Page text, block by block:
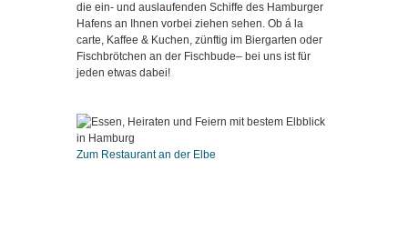
die ein- und auslaufenden Schiffe des Hamburger
Hafens an Ihnen vorbei ziehen sehen. Ob á la
carte, Kaffee & Kuchen, zünftig im Biergarten oder
Fischbrötchen an der Fischbude– bei uns ist für
jeden etwas dabei!
Zum Restaurant an der Elbe